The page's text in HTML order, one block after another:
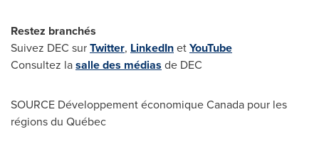
Restez branchés
Suivez DEC surTwitter, LinkedInetYouTube
Consultez lasalle des médias de DEC
SOURCE Développement économiqueCanada pour les
régions du Québec